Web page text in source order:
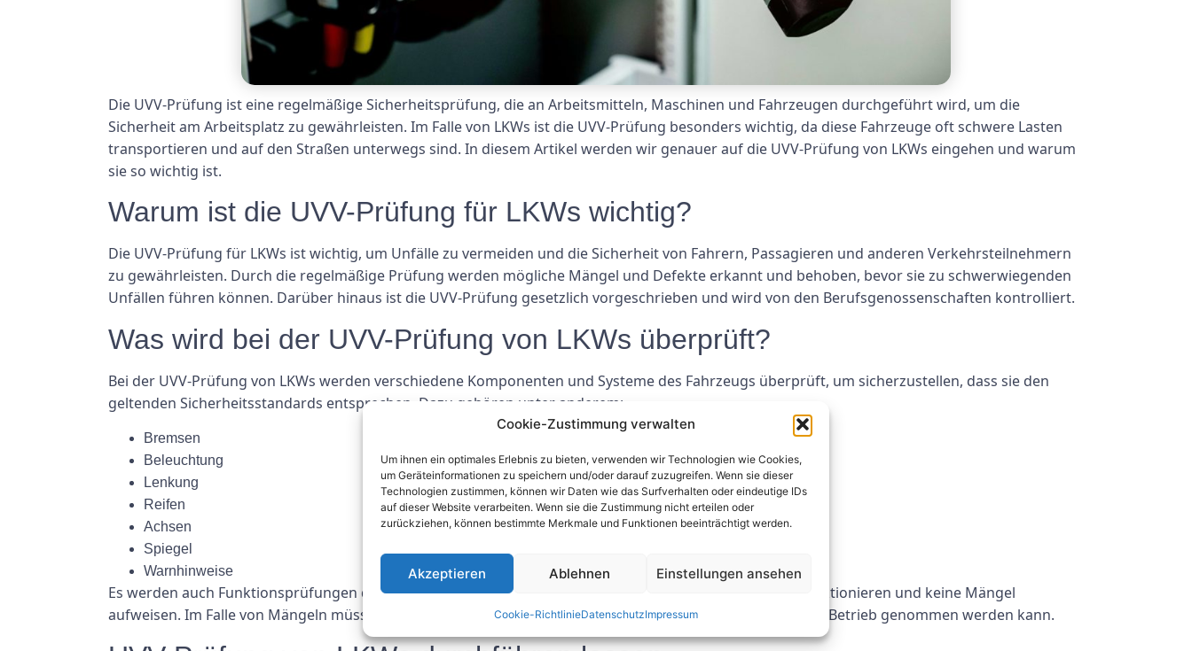
Cookie-Zustimmung verwalten
Um ihnen ein optimales Erlebnis zu bieten, verwenden wir Technologien wie Cookies,
um Geräteinformationen zu speichern und/oder darauf zuzugreifen. Wenn sie dieser
Technologien zustimmen, können wir Daten wie das Surfverhalten oder eindeutige IDs
auf dieser Website verarbeiten. Wenn sie die Zustimmung nicht erteilen oder
zurückziehen, können bestimmte Merkmale und Funktionen beeinträchtigt werden.
Akzeptieren Ablehnen Einstellungen ansehen
Cookie-RichtlinieDatenschutzImpressum
Die UVV-Prüfung ist eine regelmäßige Sicherheitsprüfung, die an Arbeitsmitteln, Maschinen und Fahrzeugen durchgeführt wird, um die
Sicherheit am Arbeitsplatz zu gewährleisten. Im Falle von LKWs ist die UVV-Prüfung besonders wichtig, da diese Fahrzeuge oft schwere Lasten
transportieren und auf den Straßen unterwegs sind. In diesem Artikel werden wir genauer auf die UVV-Prüfung von LKWs eingehen und warum
sie so wichtig ist.
Warum ist die UVV-Prüfung für LKWs wichtig?
Die UVV-Prüfung für LKWs ist wichtig, um Unfälle zu vermeiden und die Sicherheit von Fahrern, Passagieren und anderen Verkehrsteilnehmern
zu gewährleisten. Durch die regelmäßige Prüfung werden mögliche Mängel und Defekte erkannt und behoben, bevor sie zu schwerwiegenden
Unfällen führen können. Darüber hinaus ist die UVV-Prüfung gesetzlich vorgeschrieben und wird von den Berufsgenossenschaften kontrolliert.
Was wird bei der UVV-Prüfung von LKWs überprüft?
Bei der UVV-Prüfung von LKWs werden verschiedene Komponenten und Systeme des Fahrzeugs überprüft, um sicherzustellen, dass sie den
geltenden Sicherheitsstandards entsprechen. Dazu gehören unter anderem:
Bremsen
Beleuchtung
Lenkung
Reifen
Achsen
Spiegel
Warnhinweise
Es werden auch Funktionsprüfungen durchgeführt, um sicherzustellen, dass alle Systeme einwandfrei funktionieren und keine Mängel
aufweisen. Im Falle von Mängeln müssen diese umgehend behoben werden, bevor das Fahrzeug wieder in Betrieb genommen werden kann.